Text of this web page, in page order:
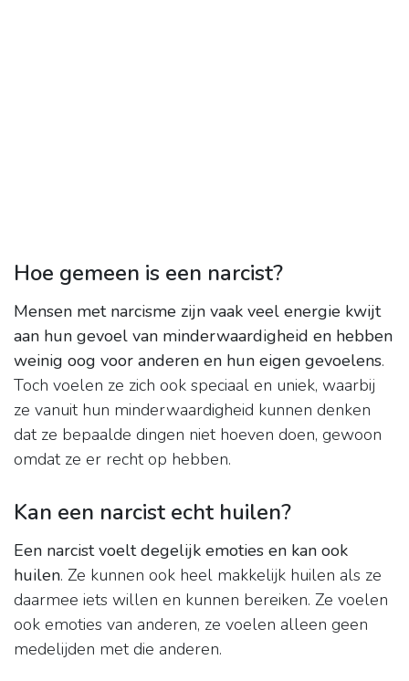
Hoe gemeen is een narcist?
Mensen met narcisme zijn vaak veel energie kwijt
aan hun gevoel van minderwaardigheid en hebben
weinig oog voor anderen en hun eigen gevoelens.
Toch voelen ze zich ook speciaal en uniek, waarbij
ze vanuit hun minderwaardigheid kunnen denken
dat ze bepaalde dingen niet hoeven doen, gewoon
omdat ze er recht op hebben.
Kan een narcist echt huilen?
Een narcist voelt degelijk emoties en kan ook
huilen. Ze kunnen ook heel makkelijk huilen als ze
daarmee iets willen en kunnen bereiken. Ze voelen
ook emoties van anderen, ze voelen alleen geen
medelijden met die anderen.